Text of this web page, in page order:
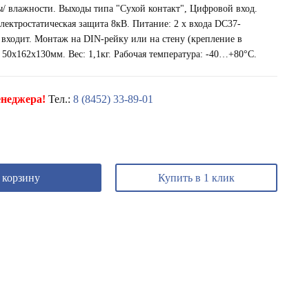
влажности. Выходы типа "Сухой контакт", Цифровой вход.
защита 8кВ. Питание: 2 x входа DC37-
Монтаж на DIN-рейку или на стену (крепление в
Вес: 1,1кг. Рабочая температура: -40…+80°С.
Тел.: 8 (8452) 33-89-01
Купить в 1 клик